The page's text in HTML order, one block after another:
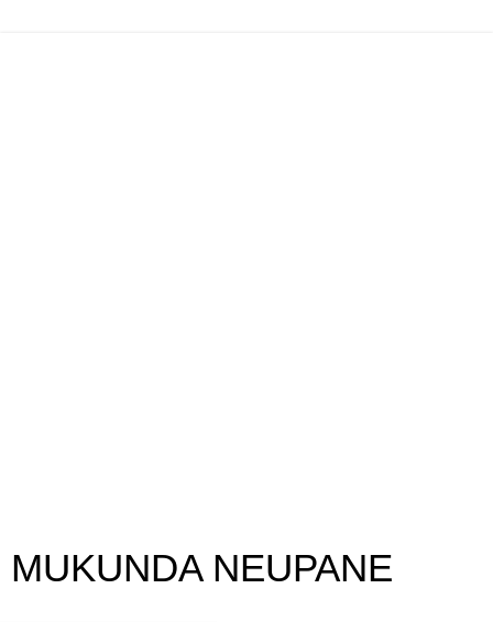
MUKUNDA NEUPANE